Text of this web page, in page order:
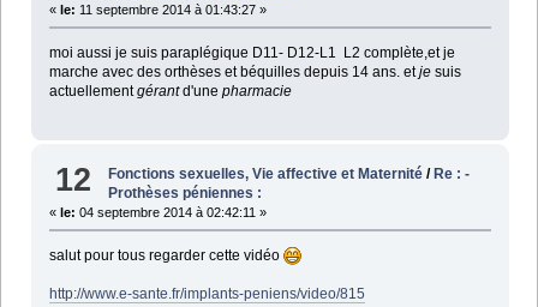
« le: 11 septembre 2014 à 01:43:27 »
moi aussi je suis paraplégique D11- D12-L1 L2 complète,et je
marche avec des orthèses et béquilles depuis 14 ans. etjesuis
actuellementgérantd'une pharmacie
12 Fonctions sexuelles, Vie affective et Maternité / Re : -
Prothèses péniennes :
« le: 04 septembre 2014 à 02:42:11 »
salut pour tous regarder cette vidéo
http://www.e-sante.fr/implants-peniens/video/815